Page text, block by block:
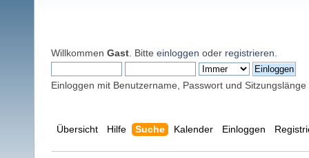
Willkommen Gast . Bitte einloggen oder registrieren
Einloggen mit Benutzername, Passwort und Sitzungslänge
Übersicht Hilfe Suche Kalender Einloggen